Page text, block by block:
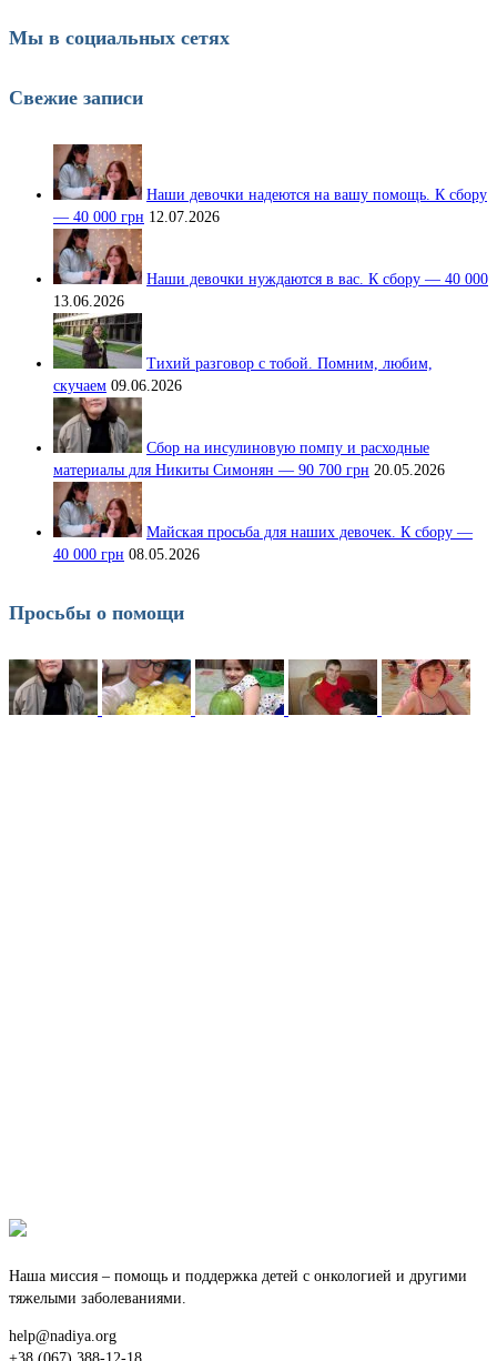
Мы в социальных сетях
Свежие записи
Наши девочки надеются на вашу помощь. К сбору
— 40 000 грн 12.07.2026
Наши девочки нуждаются в вас. К сбору — 40 000
13.06.2026
Тихий разговор с тобой. Помним, любим,
скучаем 09.06.2026
Сбор на инсулиновую помпу и расходные
материалы для Никиты Симонян — 90 700 грн 20.05.2026
Майская просьба для наших девочек. К сбору —
40 000 грн 08.05.2026
Просьбы о помощи
Наша миссия – помощь и поддержка детей с онкологией и другими
тяжелыми заболеваниями.
help@nadiya.org